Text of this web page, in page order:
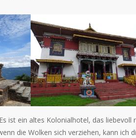
ist ein altes Kolonialhotel, das
die Wolken sich verziehen, kann ich